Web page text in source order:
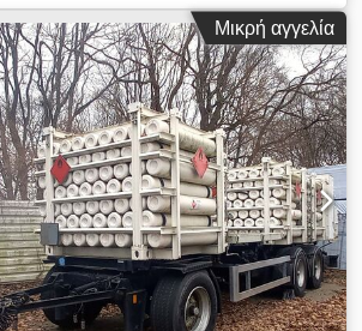
αέριο, κρυογονικά Νέο τρέιλερ: Έτος
Όλα τα έγγραφα είναι διαθέσιμα
Crjdst R R Uqopfx Abfjf Πίεση
Χωρητικότητα: 2000 L Έχουμε επίσης
για LIN, LOX, LAR, LNG και CO2, αργό,
του άνθρακα, υδρογόνο, μεθάνιο
μια προσφορά ή να σας δώσουμε
Μικρή αγγελία